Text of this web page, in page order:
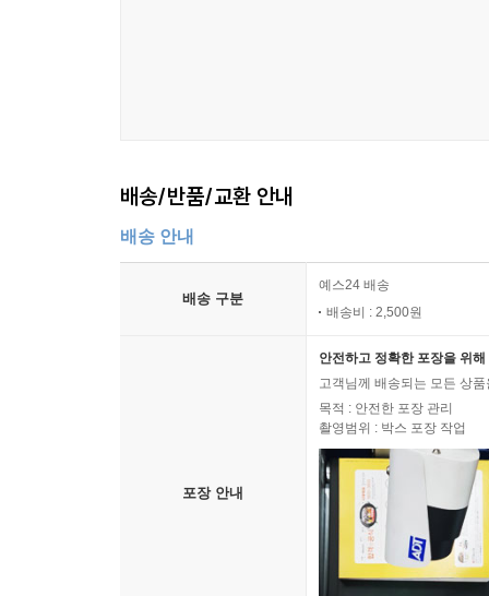
배송/반품/교환 안내
배송 안내
배송 구분
예스24 배송
배송비 : 2,500원
포장 안내
안전하고 정확한 포장을 위
고객님께 배송되는 모든 상
목적 : 안전한 포장 관리
촬영범위 : 박스 포장 작업